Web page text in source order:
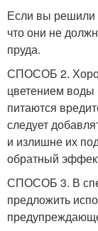
Если вы решили
что они не
пруда.
СПОСОБ 2.
цветением воды
питаются
следует
и излишне их
обратный
СПОСОБ 3. В
предложить